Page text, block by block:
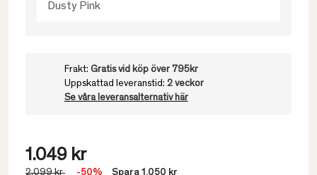
Dusty Pink
Frakt: Gratis vid köp över 795kr
Uppskattad leveranstid: 2 veckor
Se våra leveransalternativ här
1.049 kr
2.099 kr -50% Spara 1.050 kr